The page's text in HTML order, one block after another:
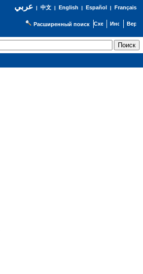
عربي| 中文| English | Español | Français
Расширенный поиск